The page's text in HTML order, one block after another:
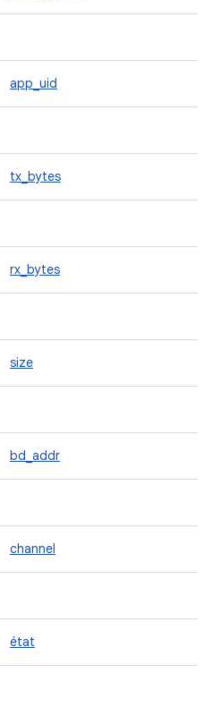
app_uid
tx_bytes
rx_bytes
size
bd_addr
channel
état